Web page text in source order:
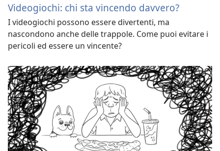
Videogiochi: chi sta vincendo davvero?
I videogiochi possono essere divertenti, ma
nascondono anche delle trappole. Come puoi evitare i
pericoli ed essere un vincente?